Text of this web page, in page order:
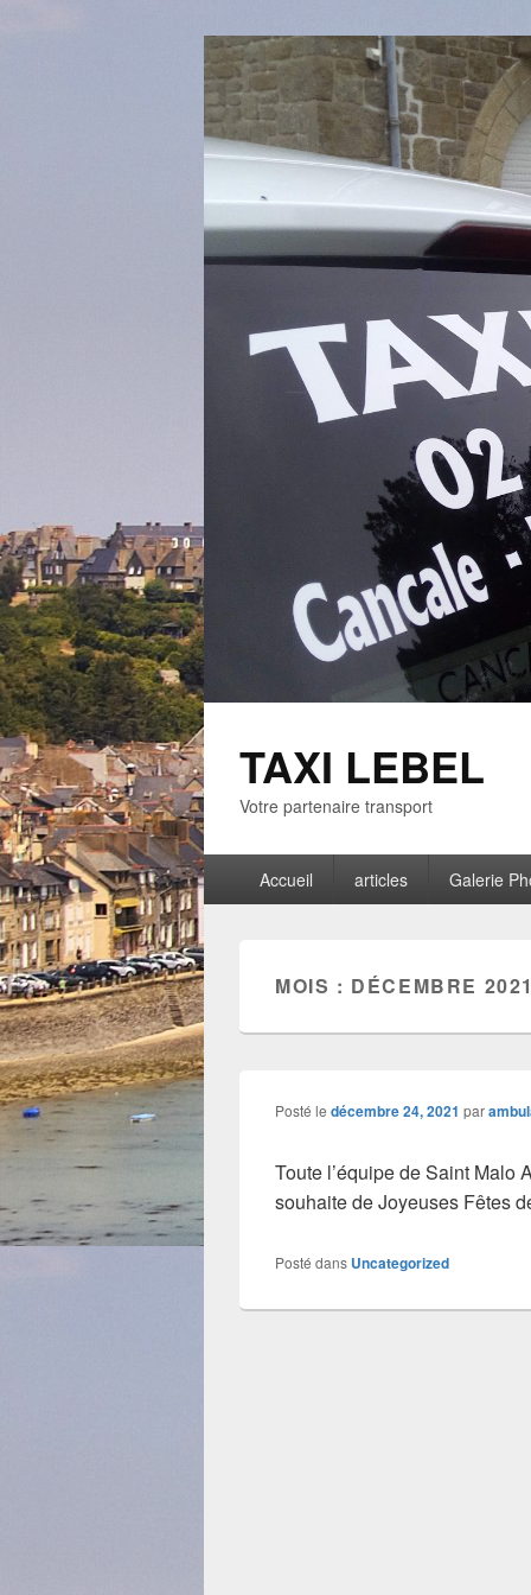
TAXI LEBEL
Votre partenaire transport
Menu
principalAccueil articles Galerie
MOIS : DÉCEMBRE
Posté le décembre 24, 2021 par
Toute l’équipe de Saint Malo
souhaite de Joyeuses Fêtes
Posté dans Uncategorized